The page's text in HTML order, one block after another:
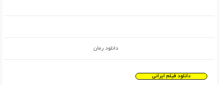
دانلود رمان
دانلود فیلم ایرانی